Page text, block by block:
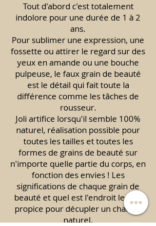
Tout d'abord c'est totalement
indolore pour une durée de 1 à 2
ans.
Pour sublimer une expression, une
fossette ou attirer le regard sur des
yeux en amande ou une bouche
pulpeuse, le faux grain de beauté
est le détail qui fait toute la
différence comme les tâches de
rousseur.
Joli artifice lorsqu'il semble 100%
naturel, réalisation possible pour
toutes les tailles et toutes les
formes de grains de beauté sur
n'importe quelle partie du corps, en
fonction des envies ! Les
significations de chaque grain de
beauté et quel est l'endroit le plus
propice pour décupler un charme
naturel.